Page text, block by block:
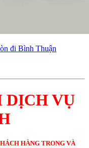
đi Bình Thuận
DỊCH VỤ
HÀNG TRONG VÀ